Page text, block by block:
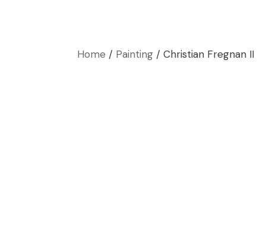
Home Painting Christian Fregnan II